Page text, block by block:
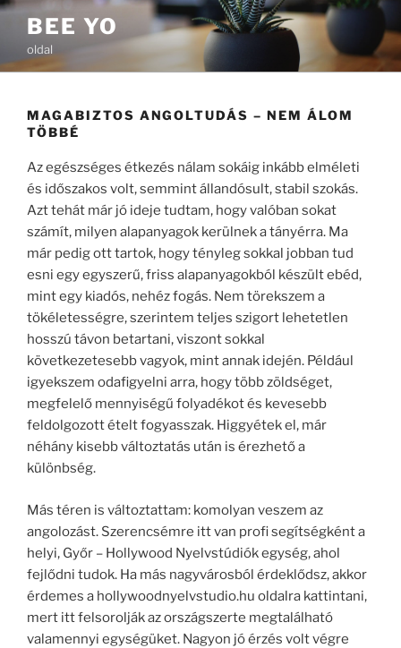
Tartalomhoz
BEE YO
oldal
MAGABIZTOS ANGOLTUDÁS – NEM ÁLOM
TÖBBÉ
Az egészséges étkezés nálam sokáig inkább elméleti
és időszakos volt, semmint állandósult, stabil szokás.
Azt tehát már jó ideje tudtam, hogy valóban sokat
számít, milyen alapanyagok kerülnek a tányérra. Ma
már pedig ott tartok, hogy tényleg sokkal jobban tud
esni egy egyszerű, friss alapanyagokból készült ebéd,
mint egy kiadós, nehéz fogás. Nem törekszem a
tökéletességre, szerintem teljes szigort lehetetlen
hosszú távon betartani, viszont sokkal
következetesebb vagyok, mint annak idején. Például
igyekszem odafigyelni arra, hogy több zöldséget,
megfelelő mennyiségű folyadékot és kevesebb
feldolgozott ételt fogyasszak. Higgyétek el, már
néhány kisebb változtatás után is érezhető a
különbség.
Más téren is változtattam: komolyan veszem az
angolozást. Szerencsémre itt van profi segítségként a
helyi, Győr – Hollywood Nyelvstúdiók egység, ahol
fejlődni tudok. Ha más nagyvárosból érdeklődsz, akkor
érdemes a hollywoodnyelvstudio.hu oldalra kattintani,
mert itt felsorolják az országszerte megtalálható
valamennyi egységüket. Nagyon jó érzés volt végre